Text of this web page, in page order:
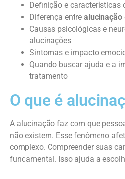
Definição e características
Diferença entre alucinação
Causas psicológicas e
alucinações
Sintomas e impacto
Quando buscar ajuda e a
tratamento
O que é
A alucinação faz com que
não existem. Esse fenômeno
complexo. Compreender suas
fundamental. Isso ajuda a